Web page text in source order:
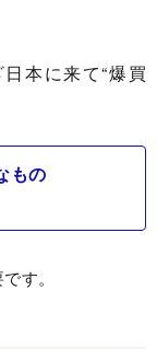
本に来て“爆買
もの
す。